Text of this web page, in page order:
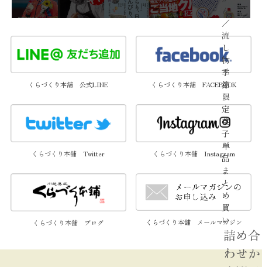
ん
／
流
し
物
季
節
限
定
菓
子
単
品
ま
と
め
買
い
詰め合
わせか
くらづくり本舗 公式LINE くらづくり本舗 FACEBOOK
くらづくり本舗 Twitter くらづくり本舗 Instagram
くらづくり本舗 ブログ くらづくり本舗 メールマガジン